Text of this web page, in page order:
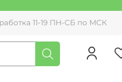
11-19 ПН-СБ по МСК